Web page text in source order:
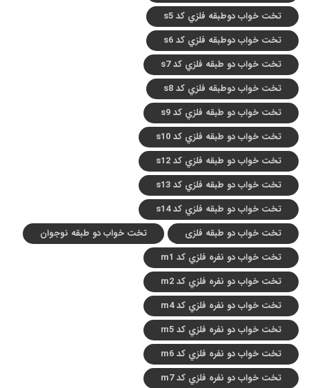
تخت خواب دوطبقه فلزي کد s5
تخت خواب دوطبقه فلزي کد s6
تخت خواب دو طبقه فلزي کد s7
تخت خواب دوطبقه فلزي کد s8
تخت خواب دو طبقه فلزي کد s9
تخت خواب دو طبقه فلزي کد s10
تخت خواب دو طبقه فلزي کد s12
تخت خواب دو طبقه فلزي کد s13
تخت خواب دو طبقه فلزي کد s14
تخت خواب دو طبقه فلزی
تخت خواب دو طبقه نوجوان
تخت خواب دو نفره فلزي کد m1
تخت خواب دو نفره فلزي کد m2
تخت خواب دو نفره فلزي کد m4
تخت خواب دو نفره فلزي کد m5
تخت خواب دو نفره فلزي کد m6
تخت خواب دو نفره فلزي کد m7